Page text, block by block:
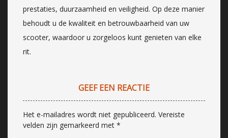
prestaties, duurzaamheid en veiligheid. Op deze manier
behoudt u de kwaliteit en betrouwbaarheid van uw
scooter, waardoor u zorgeloos kunt genieten van elke
rit.
GEEF EEN REACTIE
Het e-mailadres wordt niet gepubliceerd. Vereiste
velden zijn gemarkeerd met *